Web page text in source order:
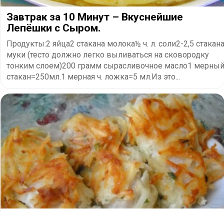
Завтрак за 10 Минут – Вкуснейшие
Лепёшки с Сыром.
Продукты:2 яйца2 стакана молока½ ч. л. соли2-2,5 стакана
муки (тесто должно легко выливаться на сковородку
тонким слоем)200 грамм сырасливочное масло1 мерный
стакан=250мл.1 мерная ч. ложка=5 мл.Из это...